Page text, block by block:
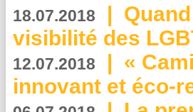
18.07.2018 |
visibilité des
12.07.2018 | «
innovant et éco-